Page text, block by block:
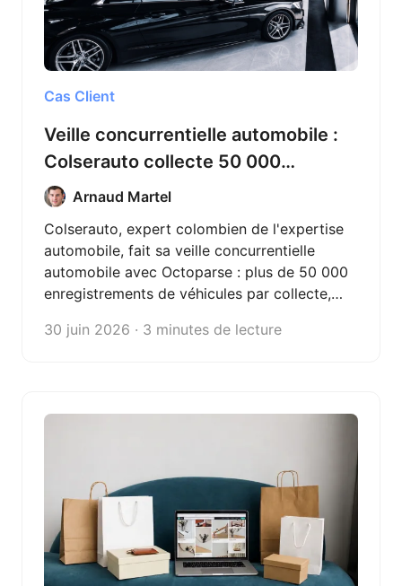
Cas Client
Veille concurrentielle automobile :
Colserauto collecte 50 000
enregistrements par mois avec
Arnaud Martel
Colserauto, expert colombien de l'expertise
automobile, fait sa veille concurrentielle
automobile avec Octoparse : plus de 50 000
enregistrements de véhicules par collecte,
jour.
30 juin 2026 · 3 minutes de lecture